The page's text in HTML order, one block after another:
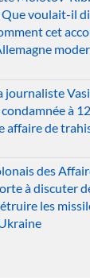
Que voulait-il
cet
journaliste
à
affaire de
des
à discuter
les